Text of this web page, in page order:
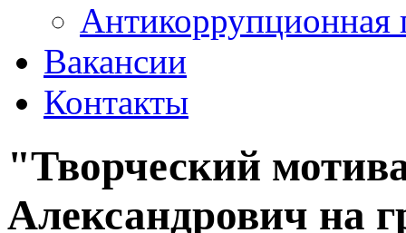
Антикоррупционная
Вакансии
Контакты
"Творческий
Александрович на